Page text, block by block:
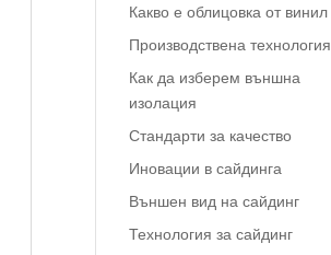
Какво е облицовка от винил
Производствена технология
Как да изберем външна
изолация
Стандарти за качество
Иновации в сайдинга
Външен вид на сайдинг
Технология за сайдинг